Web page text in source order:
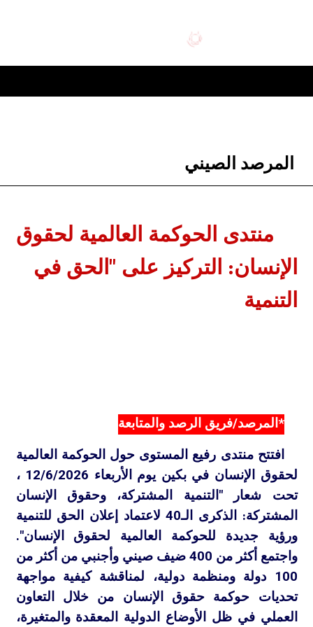
×
المرصد الصيني
منتدى الحوكمة العالمية
لحقوق الإنسان: التركيز على "الحق
في التنمية
*المرصد/فريق الرصد والمتابعة
افتتح منتدى رفيع المستوى حول الحوكمة العالمية
لحقوق الإنسان في بكين يوم الأربعاء 12/6/2026 ،
تحت شعار "التنمية المشتركة، وحقوق الإنسان
المشتركة: الذكرى الـ40 لاعتماد إعلان الحق للتنمية
ورؤية جديدة للحوكمة العالمية لحقوق الإنسان".
واجتمع أكثر من 400 ضيف صيني وأجنبي من أكثر
من 100 دولة ومنظمة دولية، لمناقشة كيفية مواجهة
تحديات حوكمة حقوق الإنسان من خلال التعاون
العملي في ظل الأوضاع الدولية المعقدة والمتغيرة،